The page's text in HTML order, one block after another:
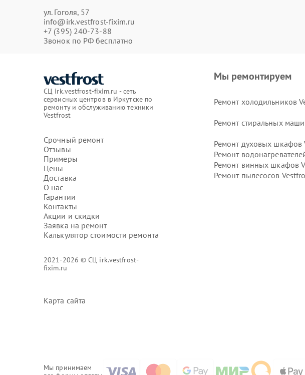
ул. ​Гоголя, 57
info@irk.vestfrost-fixim.ru
+7 (395) 240-73-88
Звонок по РФ бесплатно
СЦ irk.vestfrost-fixim.ru - сеть
сервисных центров в Иркутске по
ремонту и обслуживанию техники
Vestfrost
Срочный ремонт
Отзывы
Примеры
Цены
Доставка
О нас
Гарантии
Контакты
Акции и скидки
Заявка на ремонт
Калькулятор стоимости ремонта
2021-2026 © СЦ irk.vestfrost-
fixim.ru
Карта сайта
Мы принимаем
Мы ремонтируем
Ремонт холодильников
Ремонт стиральных
Ремонт духовых шкафов
Ремонт
Ремонт винных шкафов
Ремонт пылесосов